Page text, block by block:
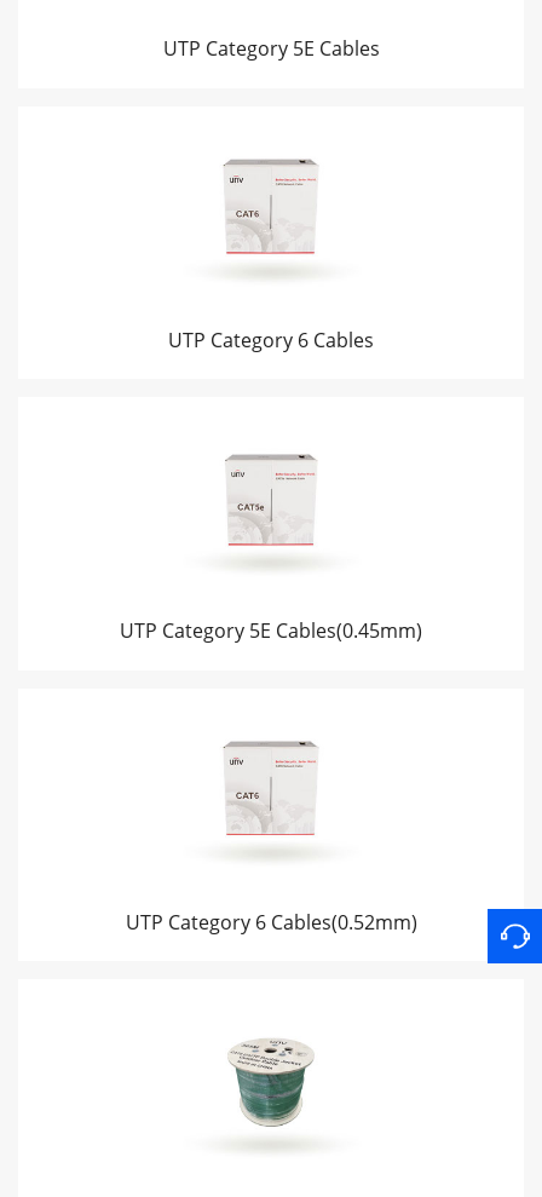
UTP Category 5E Cables
UTP Category 6 Cables
UTP Category 5E Cables(0.45mm)
UTP Category 6 Cables(0.52mm)